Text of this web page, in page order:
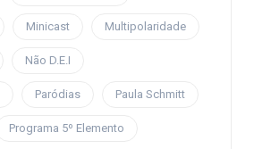
Minicast Multipolaridade
Não D.E.I
Paródias Paula Schmitt
Programa 5º Elemento